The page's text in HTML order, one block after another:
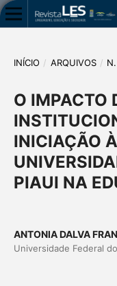
INÍCIO / ARQUIVOS /
O IMPACTO
INICIAÇÃO
PIAUI NA
ANTONIA DALVA
Universidade Federal